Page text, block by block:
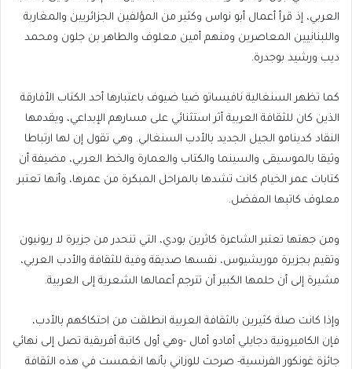
العربي، إذ قرأ أعمال أبو نواس وكثير من المؤلفين الجزائريين والمغاربة
واللبنانيين المعاصرين ومنهم أمين معلوف والطاهر بن جلون ومحمد
ديب ورشيد بوجدرة.
كما تظهر السنغالية نافيساتو ضيا ضيوف باعتبارها أحد الكتاب الأفارقة
الذين كان للثقافة العربية أثر استثنائي على مسارهم الإبداعي، ويقدمها
النقاد كدينامو الجيل الجديد بالأدب السنغالي. وهي تقول إن لها ارتباطا
وثيقا بالموسيقى والسينما والكتاب والعمارة والخط العربي، مضيفة أن
كتابات عمر الخيام كانت تشدها بالمراحل المبكرة من عمرها، وأنها تعتبر
معلوف كاتبها المفضل.
ومن جهتها تعتبر الشاعرة كاثرين بودي، التي تنحدر من جزيرة لا ريونيون
وتقيم بجزيرة موريشيوس، نفسها صديقة وفية للثقافة والأدب العربي،
مشيرة إلى أن حلمها الكبير أن تترجم أعمالها الشعرية إلى العربية.
وإذا كانت صلة كثيرين بالثقافة العربية انطلقت من احتكاكهم بالأدب،
فإن الكاميرونية دجايلي أمادو أمال -وهي أول كاتبة أفريقية تصل إلى نهائي
جائزة غونكور الفرنسية- صرحت للوزاني بأنها انغمست في هذه الثقافة